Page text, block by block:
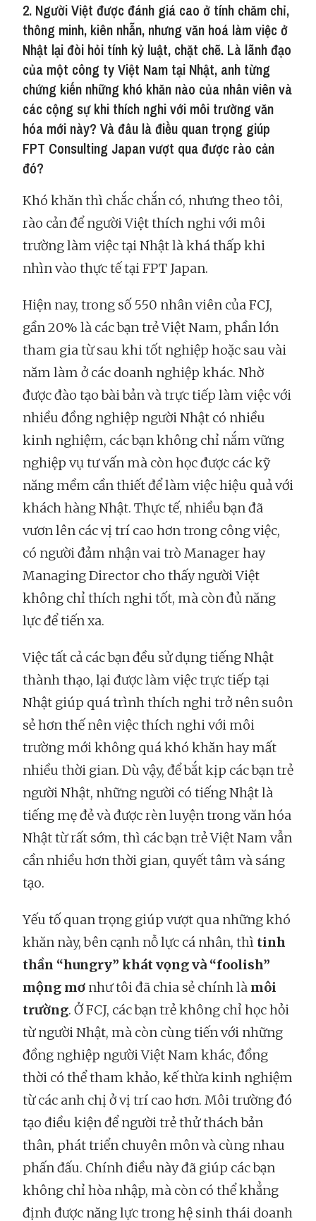
2. Người Việt được đánh giá cao ở tính chăm chỉ,
thông minh, kiên nhẫn, nhưng văn hoá làm việc ở
Nhật lại đòi hỏi tính kỷ luật, chặt chẽ. Là lãnh đạo
của một công ty Việt Nam tại Nhật, anh từng
chứng kiến những khó khăn nào của nhân viên và
các cộng sự khi thích nghi với môi trường văn
hóa mới này? Và đâu là điều quan trọng giúp
FPT Consulting Japan vượt qua được rào cản
đó?
Khó khăn thì chắc chắn có, nhưng theo tôi,
rào cản để người Việt thích nghi với môi
trường làm việc tại Nhật là khá thấp khi
nhìn vào thực tế tại FPT Japan.
Hiện nay, trong số 550 nhân viên của FCJ,
gần 20% là các bạn trẻ Việt Nam, phần lớn
tham gia từ sau khi tốt nghiệp hoặc sau vài
năm làm ở các doanh nghiệp khác. Nhờ
được đào tạo bài bản và trực tiếp làm việc với
nhiều đồng nghiệp người Nhật có nhiều
kinh nghiệm, các bạn không chỉ nắm vững
nghiệp vụ tư vấn mà còn học được các kỹ
năng mềm cần thiết để làm việc hiệu quả với
khách hàng Nhật. Thực tế, nhiều bạn đã
vươn lên các vị trí cao hơn trong công việc,
có người đảm nhận vai trò Manager hay
Managing Director cho thấy người Việt
không chỉ thích nghi tốt, mà còn đủ năng
lực để tiến xa.
Việc tất cả các bạn đều sử dụng tiếng Nhật
thành thạo, lại được làm việc trực tiếp tại
Nhật giúp quá trình thích nghi trở nên suôn
sẻ hơn thế nên việc thích nghi với môi
trường mới không quá khó khăn hay mất
nhiều thời gian. Dù vậy, để bắt kịp các bạn trẻ
người Nhật, những người có tiếng Nhật là
tiếng mẹ đẻ và được rèn luyện trong văn hóa
Nhật từ rất sớm, thì các bạn trẻ Việt Nam vẫn
cần nhiều hơn thời gian, quyết tâm và sáng
tạo.
Yếu tố quan trọng giúp vượt qua những khó
khăn này, bên cạnh nỗ lực cá nhân, thì tinh
thần “hungry” khát vọng và “foolish”
mộng mơ như tôi đã chia sẻ chính là môi
trường. Ở FCJ, các bạn trẻ không chỉ học hỏi
từ người Nhật, mà còn cùng tiến với những
đồng nghiệp người Việt Nam khác, đồng
thời có thể tham khảo, kế thừa kinh nghiệm
từ các anh chị ở vị trí cao hơn. Môi trường đó
tạo điều kiện để người trẻ thử thách bản
thân, phát triển chuyên môn và cùng nhau
phấn đấu. Chính điều này đã giúp các bạn
không chỉ hòa nhập, mà còn có thể khẳng
định được năng lực trong hệ sinh thái doanh